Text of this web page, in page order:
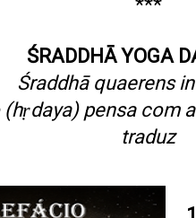
***
ŚRADDHĀ YOGA
Śraddhā quaerens
(hṛdaya) pensa com
traduz